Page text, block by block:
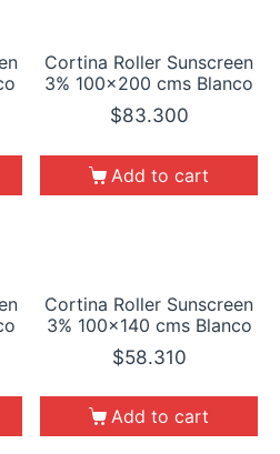
Cortina Roller Sunscreen
3% 100×200 cms Blanco
$83.300
Add to cart
Cortina Roller Sunscreen
3% 100×140 cms Blanco
$58.310
Add to cart